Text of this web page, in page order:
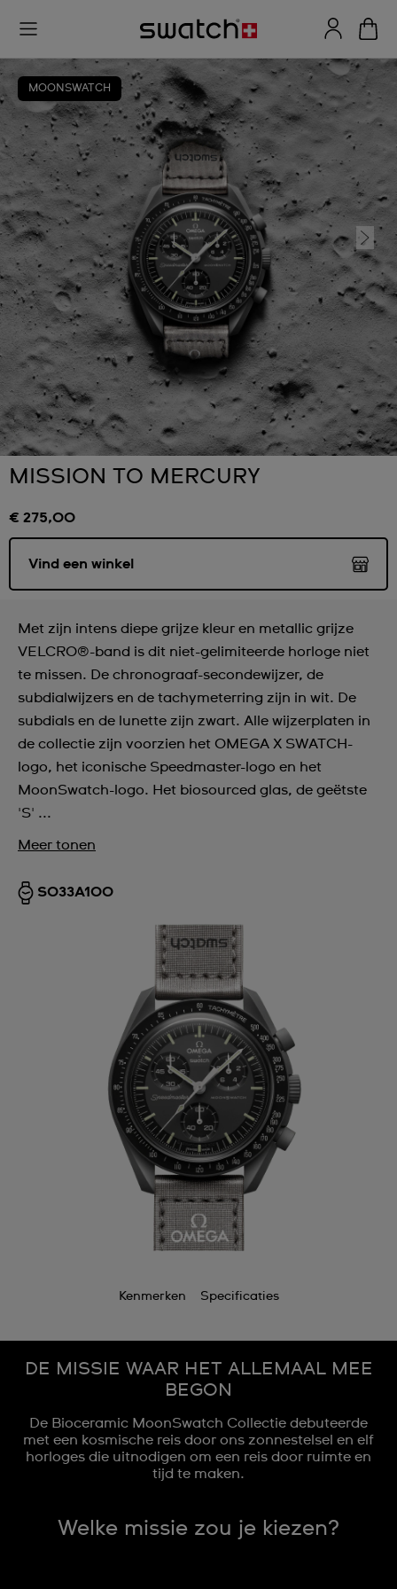
MOONSWATCH
MISSION TO MERCURY
€ 275,00
Vind een winkel
Met zijn intens diepe grijze kleur en metallic grijze
VELCRO®-band is dit niet-gelimiteerde horloge niet
te missen. De chronograaf-secondewijzer, de
subdialwijzers en de tachymeterring zijn in wit. De
subdials en de lunette zijn zwart. Alle wijzerplaten in
de collectie zijn voorzien het OMEGA X SWATCH-
logo, het iconische Speedmaster-logo en het
MoonSwatch-logo. Het biosourced glas, de geëtste
'S' ...
Meer tonen
SO33A100
Kenmerken Specificaties
DE MISSIE WAAR HET ALLEMAAL MEE
BEGON
De Bioceramic MoonSwatch Collectie debuteerde
met een kosmische reis door ons zonnestelsel en elf
horloges die uitnodigen om een reis door ruimte en
tijd te maken.
Welke missie zou je kiezen?